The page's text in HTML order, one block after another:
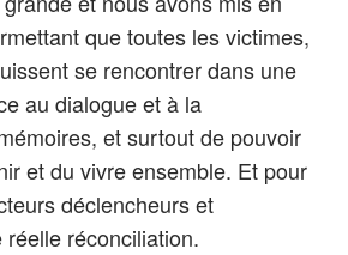
que toutes les victimes,
se rencontrer dans une
au dialogue et à la
et surtout de pouvoir
et du vivre ensemble. Et pour
déclencheurs et
réconciliation.